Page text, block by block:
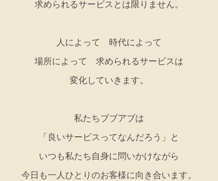
求められるサービスとは限りません。
人によって 時代によって
場所によって 求められるサービスは
変化していきます。
私たちブブアブは
「良いサービスってなんだろう」と
いつも私たち自身に問いかけながら
今日も一人ひとりのお客様に向き合います。